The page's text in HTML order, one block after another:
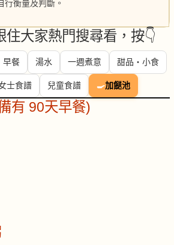
行衡量及判斷。
住大家熱門搜尋看，按👇
早餐 湯水 一週煮意 甜品・小食
士食譜 兒童食譜 🍳加餸池
有 90天早餐)